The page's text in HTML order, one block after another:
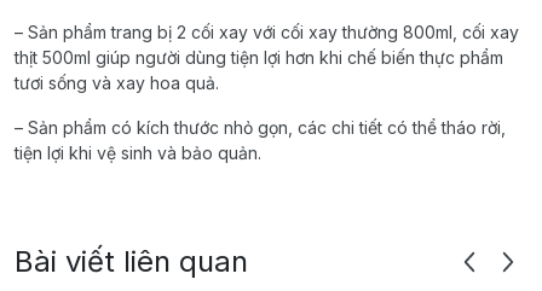
– Sản phẩm trang bị 2 cối xay với cối xay thường 800ml, cối xay
thịt 500ml giúp người dùng tiện lợi hơn khi chế biến thực phẩm
tươi sống và xay hoa quả.
– Sản phẩm có kích thước nhỏ gọn, các chi tiết có thể tháo rời,
tiện lợi khi vệ sinh và bảo quản.
Bài viết liên quan